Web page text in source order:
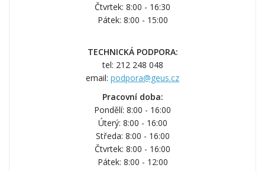
Čtvrtek: 8:00 - 16:30
Pátek: 8:00 - 15:00
TECHNICKÁ PODPORA:
tel: 212 248 048
email: podpora@geus.cz
Pracovní doba:
Pondělí: 8:00 - 16:00
Úterý: 8:00 - 16:00
Středa: 8:00 - 16:00
Čtvrtek: 8:00 - 16:00
Pátek: 8:00 - 12:00